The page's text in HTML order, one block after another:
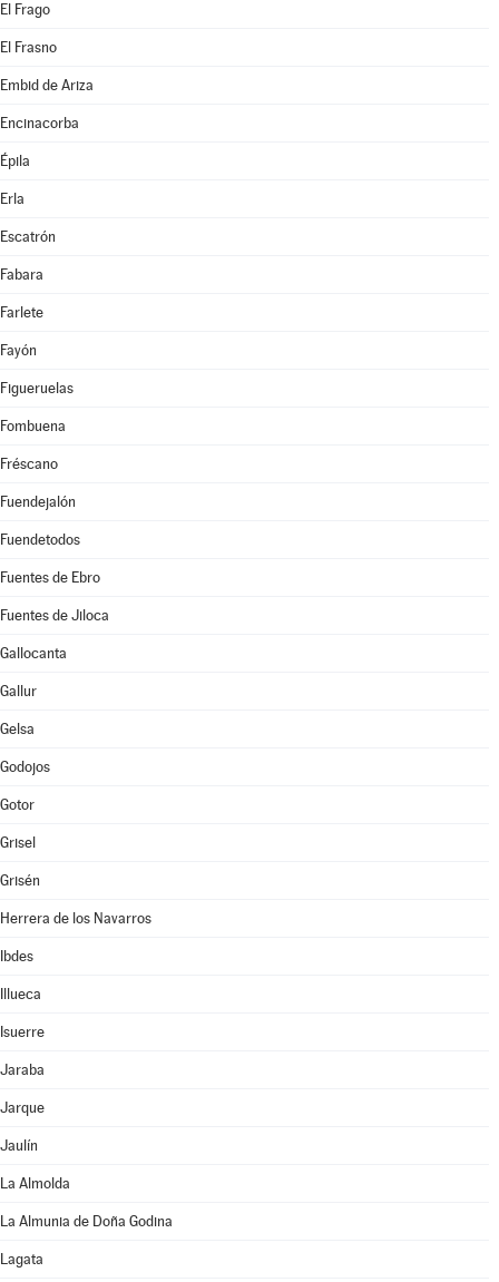
El Frago
El Frasno
Embid de Ariza
Encinacorba
Épila
Erla
Escatrón
Fabara
Farlete
Fayón
Figueruelas
Fombuena
Fréscano
Fuendejalón
Fuendetodos
Fuentes de Ebro
Fuentes de Jiloca
Gallocanta
Gallur
Gelsa
Godojos
Gotor
Grisel
Grisén
Herrera de los Navarros
Ibdes
Illueca
Isuerre
Jaraba
Jarque
Jaulín
La Almolda
La Almunia de Doña Godina
Lagata